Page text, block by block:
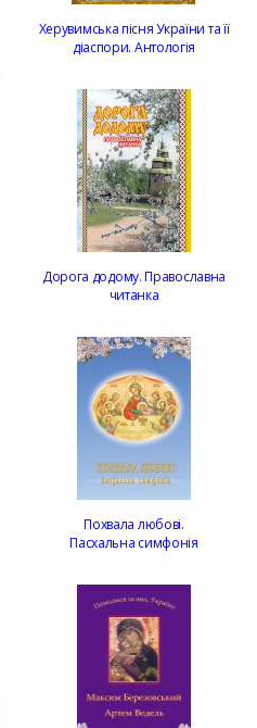
Херувимська пісня України та її
діаспори. Антологія
Дорога додому. Православна
читанка
Похвала любові.
Пасхальна симфонія